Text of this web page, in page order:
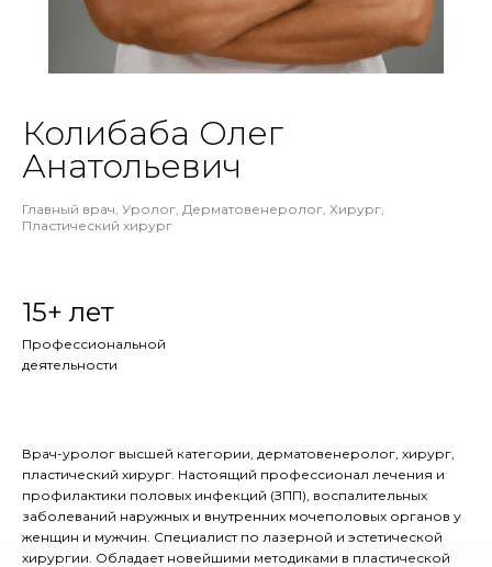
Колибаба Олег
Анатольевич
Главный врач, Уролог, Дерматовенеролог, Хирург,
Пластический хирург
15+ лет
Профессиональной
деятельности
Врач-уролог высшей категории, дерматовенеролог, хирург,
пластический хирург. Настоящий профессионал лечения и
профилактики половых инфекций (ЗПП), воспалительных
заболеваний наружных и внутренних мочеполовых органов у
женщин и мужчин. Специалист по лазерной и эстетической
хирургии. Обладает новейшими методиками в пластической